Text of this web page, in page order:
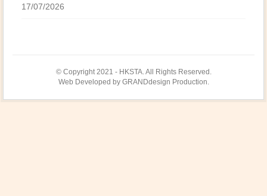
17/07/2026
© Copyright 2021 - HKSTA. All Rights Reserved.
Web Developed by GRANDdesign Production.